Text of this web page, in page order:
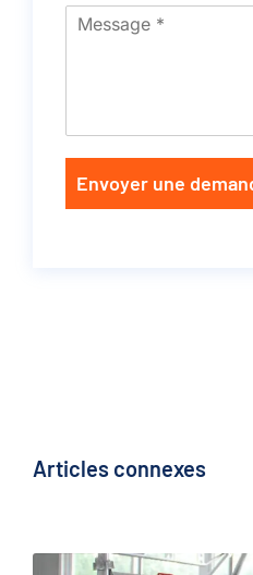
Envoyer une
Articles connexes